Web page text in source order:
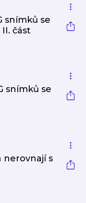
snímků se
část
snímků se
nerovnají​ s